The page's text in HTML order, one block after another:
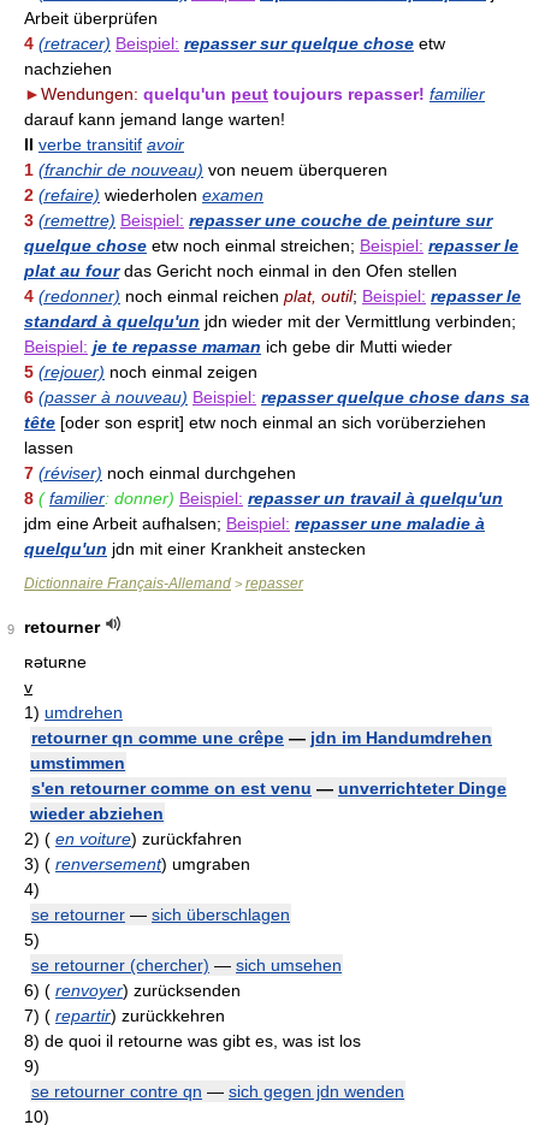
Arbeit überprüfen
4 (retracer) Beispiel: repasser sur quelque chose etw
nachziehen
►Wendungen: quelqu'un peut toujours repasser! familier
darauf kann jemand lange warten!
II verbe transitif avoir
1 (franchir de nouveau) von neuem überqueren
2 (refaire) wiederholen examen
3 (remettre) Beispiel: repasser une couche de peinture sur
quelque chose etw noch einmal streichen; Beispiel: repasser le
plat au fourdas Gericht noch einmal in den Ofen stellen
4 (redonner) noch einmal reichen plat, outil; Beispiel: repasser le
standard à quelqu'un jdn wieder mit der Vermittlung verbinden;
Beispiel: je te repasse maman ich gebe dir Mutti wieder
5 (rejouer) noch einmal zeigen
6 (passer à nouveau) Beispiel: repasser quelque chose dans sa
tête [oder son esprit] etw noch einmal an sich vorüberziehen
lassen
7 (réviser) noch einmal durchgehen
8 ( familier: donner) Beispiel: repasser un travail à quelqu'un
jdm eine Arbeit aufhalsen; Beispiel: repasser une maladie à
quelqu'un jdn mit einer Krankheit anstecken
Dictionnaire Français-Allemand > repasser
9
retourner
ʀətuʀne
v
1) umdrehen
retourner qn comme une crêpe — jdn im Handumdrehen
umstimmen
s'en retourner comme on est venu — unverrichteter Dinge
wieder abziehen
2) ( en voiture) zurückfahren
3) ( renversement) umgraben
4)
se retourner — sich überschlagen
5)
se retourner (chercher) — sich umsehen
6) ( renvoyer) zurücksenden
7) ( repartir) zurückkehren
8) de quoi il retourne was gibt es, was ist los
9)
se retourner contre qn — sich gegen jdn wenden
10)